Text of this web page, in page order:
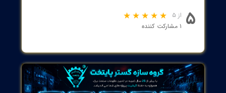
الکتریکی به منظور کنترل و پایش فرآیندها و تجهیزات الکتریکی به کار
می‌رود.
مشخصات کلیدی محصول چیست؟